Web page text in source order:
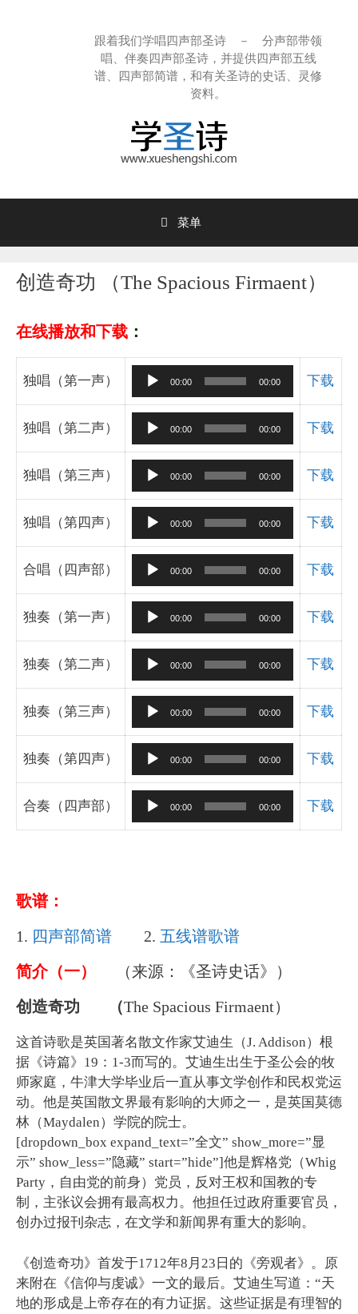
跟着我们学唱四声部圣诗 － 分声部带领
唱、伴奏四声部圣诗，并提供四声部五线
谱、四声部简谱，和有关圣诗的史话、灵修
资料。
菜单
创造奇功 （The Spacious Firmaent）
在线播放和下载 ：
独唱（第一声）
频
播
器
00:00 00:00 下载
独唱（第二声）
频
播
器
00:00 00:00 下载
独唱（第三声）
频
播
器
00:00 00:00 下载
独唱（第四声）
频
播
器
00:00 00:00 下载
合唱（四声部）
频
播
器
00:00 00:00 下载
独奏（第一声）
频
播
器
00:00 00:00 下载
独奏（第二声）
频
播
器
00:00 00:00 下载
独奏（第三声）
频
播
器
00:00 00:00 下载
独奏（第四声）
频
播
器
00:00 00:00 下载
合奏（四声部）
频
00:00 00:00 下载
歌谱：
1. 四声部简谱 2. 五线谱歌谱
简介（一）
（来源：《圣诗史话》）
创造奇功 （The Spacious Firmaent）
这首诗歌是英国著名散文作家艾迪生（J. Addison）根
据《诗篇》19：1-3而写的。艾迪生出生于圣公会的牧
师家庭，牛津大学毕业后一直从事文学创作和民权党运
动。他是英国散文界最有影响的大师之一，是英国莫德
林（Maydalen）学院的院士。
[dropdown_box expand_text=”全文” show_more=”显
示” show_less=”隐藏” start=”hide”]他是辉格党（Whig
Party，自由党的前身）党员，反对王权和国教的专
制，主张议会拥有最高权力。他担任过政府重要官员，
创办过报刊杂志，在文学和新闻界有重大的影响。
《创造奇功》首发于1712年8月23日的《旁观者》。原
来附在《信仰与虔诚》一文的最后。艾迪生写道：“天
地的形成是上帝存在的有力证据。这些证据是有理智的